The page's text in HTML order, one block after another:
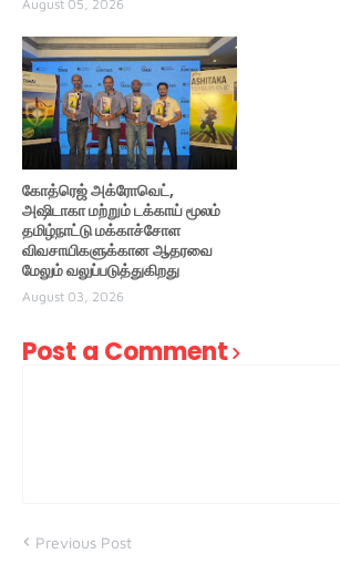
August 05, 2026
கோத்ரெஜ் அக்ரோவெட்,
அஷிடாகா மற்றும் டக்காய் மூலம்
தமிழ்நாட்டு மக்காச்சோள
விவசாயிகளுக்கான ஆதரவை
மேலும் வலுப்படுத்துகிறது
August 03, 2026
Post a Comment
Previous Post